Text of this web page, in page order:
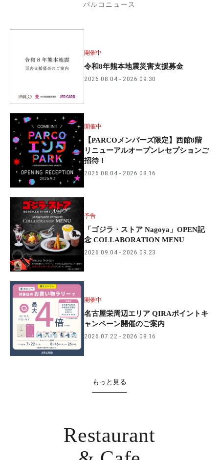
パルコニュース
開催中
令和8年熊本地震災害支援募金
2026.08.04 2026.09.30
開催中
【PARCOメンバーズ限定】西館8階
リニューアルオープンレセプションご
招待！
2026.08.04 2026.08.16
予告
「ゴジラ・ストア Nagoya」OPEN記
念 COLLABORATION MENU
2026.09.04 2026.09.23
開催中
名古屋栄周辺エリア QIRAポイントキ
ャンペーン開催のご案内
2026.07.22 2026.08.16
もっと見る
Restaurant